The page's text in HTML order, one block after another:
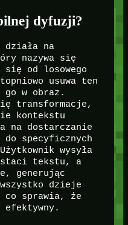
dyfuzji?
na
nazywa się
się od losowego
usuwa ten
go w obraz.
transformacje,
kontekstu
na dostarczanie
do specyficznych
wysyła
tekstu, a
generując
dzieje
co sprawia, że